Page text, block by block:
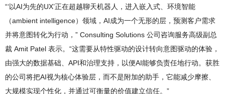
“‘以AI为先的UX’正在超越聊天机器人，进入嵌入式、环境智能
（ambient intelligence）领域，AI成为一个无形的层，预测客户需求
并将意图转化为行动，” Consulting Solutions 公司咨询服务高级副总
裁 Amit Patel 表示。“这需要从特性驱动的设计转向意图驱动的体验，
由强大的数据基础、API和治理支持，以便AI能够负责任地行动。获胜
的公司将把AI视为核心体验层，而不是附加的助手，它能减少摩擦、
大规模实现个性化，并通过可衡量的价值建立信任。”